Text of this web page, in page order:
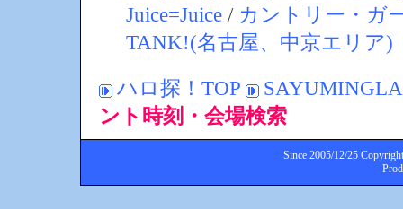
Juice=Juice / カントリー・ガ
TANK!(名古屋、中京エリア)
ハロ探！TOP
ント時刻・会場検索
Since 2005/12/25